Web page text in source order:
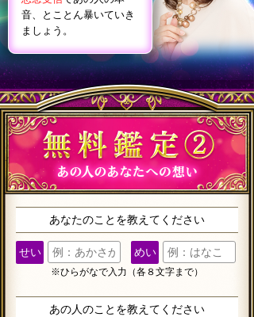
音、とことん暴いていき
ましょう。
あなたのことを教えてください
せい めい
※ひらがなで入力（各８文字まで）
あの人のことを教えてください